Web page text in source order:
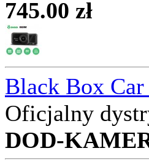
745.00 zł
Black Box
Oficjalny
DOD-